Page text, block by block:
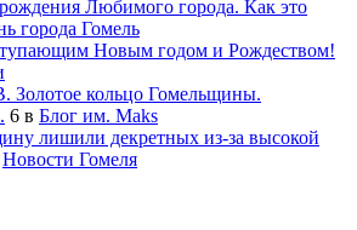
Любимого города. Как это
города Гомель
Новым годом и Рождеством!
Золотое кольцо Гомельщины.
6 в Блог им. Maks
лишили декретных из-за высокой
Новости Гомеля